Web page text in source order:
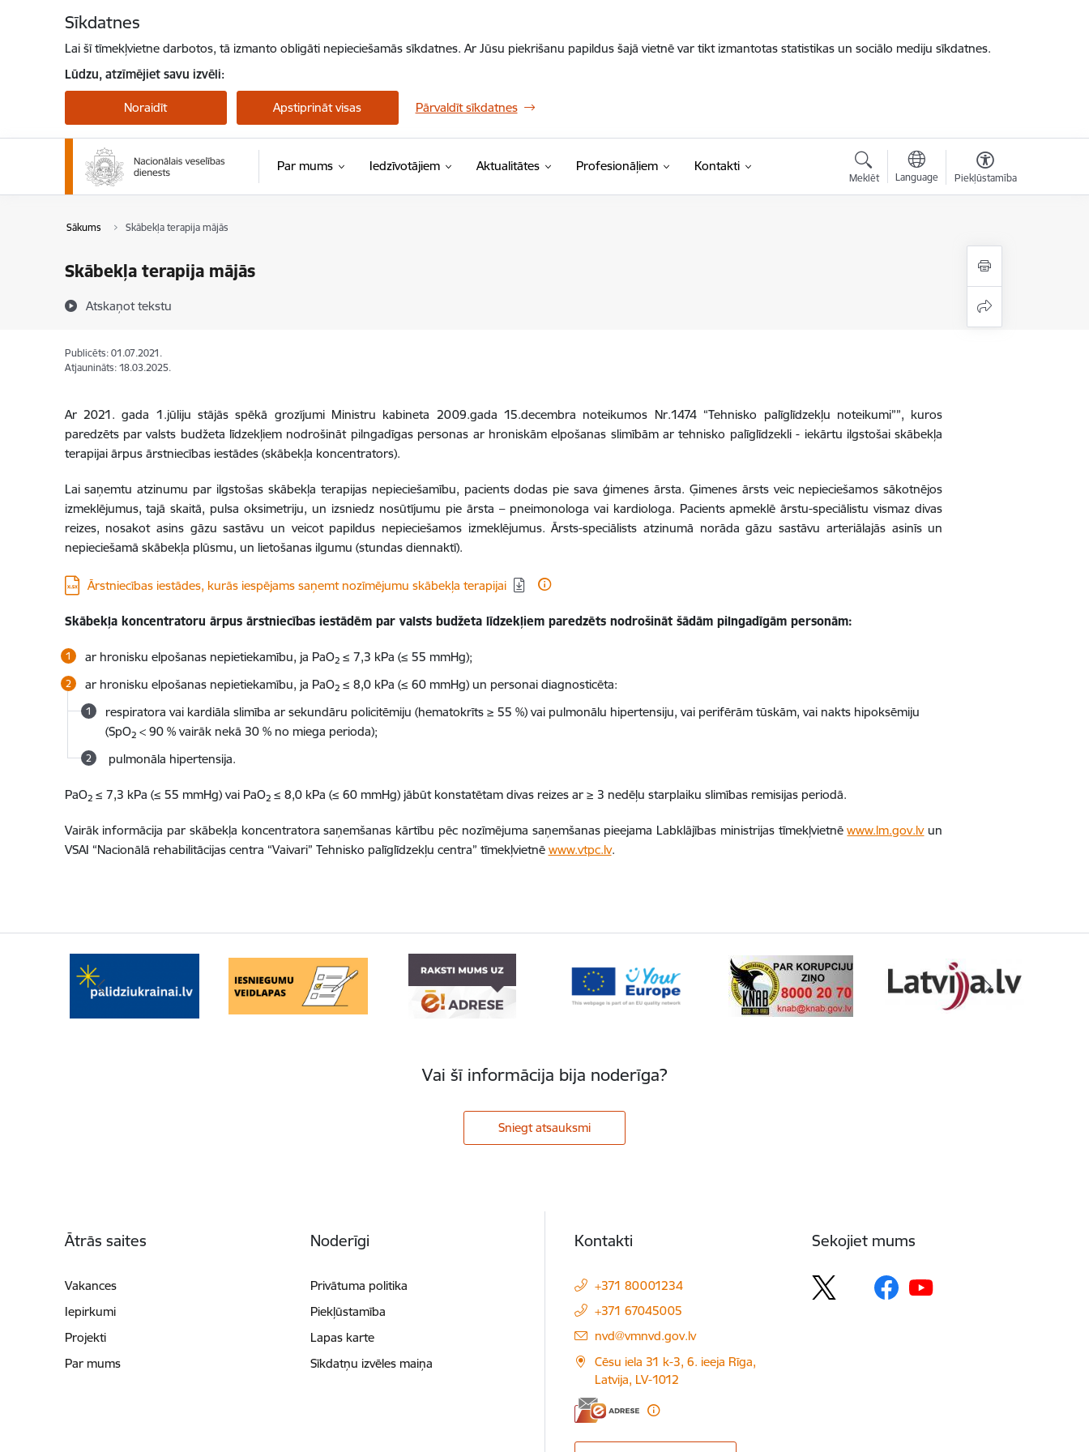
Sīkdatnes
Lai šī tīmekļvietne darbotos, tā izmanto obligāti nepieciešamās sīkdatnes. Ar Jūsu piekrišanu papildus šajā vietnē var tikt izmantotas statistikas un sociālo mediju sīkdatnes.
Lūdzu, atzīmējiet savu izvēli:
Noraidīt Apstiprināt visas Pārvaldīt sīkdatnes
Par mums Iedzīvotājiem Aktualitātes Profesionāļiem Kontakti
Meklēt Language Piekļūstamība
Sākums Skābekļa terapija mājās
Skābekļa terapija mājās
Atskaņot tekstu
Publicēts: 01.07.2021.
Atjaunināts: 18.03.2025.
Ar 2021. gada 1.jūliju stājās spēkā grozījumi Ministru kabineta 2009.gada 15.decembra noteikumos Nr.1474 “Tehnisko palīglīdzekļu noteikumi””, kuros
paredzēts par valsts budžeta līdzekļiem nodrošināt pilngadīgas personas ar hroniskām elpošanas slimībām ar tehnisko palīglīdzekli - iekārtu ilgstošai skābekļa
terapijai ārpus ārstniecības iestādes (skābekļa koncentrators).
Lai saņemtu atzinumu par ilgstošas skābekļa terapijas nepieciešamību, pacients dodas pie sava ģimenes ārsta. Ģimenes ārsts veic nepieciešamos sākotnējos
izmeklējumus, tajā skaitā, pulsa oksimetriju, un izsniedz nosūtījumu pie ārsta – pneimonologa vai kardiologa. Pacients apmeklē ārstu-speciālistu vismaz divas
reizes, nosakot asins gāzu sastāvu un veicot papildus nepieciešamos izmeklējumus. Ārsts-speciālists atzinumā norāda gāzu sastāvu arteriālajās asinīs un
nepieciešamā skābekļa plūsmu, un lietošanas ilgumu (stundas diennaktī).
Lejupielādēt:
Ārstniecības iestādes, kurās iespējams saņemt nozīmējumu skābekļa terapijai
Skābekļa koncentratoru ārpus ārstniecības iestādēm par valsts budžeta līdzekļiem paredzēts nodrošināt šādām pilngadīgām personām:
ar hronisku elpošanas nepietiekamību, ja PaO2≤ 7,3 kPa (≤ 55 mmHg);
ar hronisku elpošanas nepietiekamību, ja PaO2≤ 8,0 kPa (≤ 60 mmHg) un personai diagnosticēta:
respiratora vai kardiāla slimība ar sekundāru policitēmiju (hematokrīts ≥ 55 %) vai pulmonālu hipertensiju, vai perifērām tūskām, vai nakts hipoksēmiju
(SpO2< 90 % vairāk nekā 30 % no miega perioda);
pulmonāla hipertensija.
PaO2≤ 7,3 kPa (≤ 55 mmHg) vai PaO2≤ 8,0 kPa (≤ 60 mmHg) jābūt konstatētam divas reizes ar ≥ 3 nedēļu starplaiku slimības remisijas periodā.
Vairāk informācija par skābekļa koncentratora saņemšanas kārtību pēc nozīmējuma saņemšanas pieejama Labklājības ministrijas tīmekļvietnēwww.lm.gov.lvun
VSAI “Nacionālā rehabilitācijas centra “Vaivari” Tehnisko palīglīdzekļu centra” tīmekļvietnē www.vtpc.lv.
Vai šī informācija bija noderīga?
Sniegt atsauksmi
Ātrās saites
Vakances
Iepirkumi
Projekti
Par mums
Noderīgi
Privātuma politika
Piekļūstamība
Lapas karte
Sīkdatņu izvēles maiņa
Kontakti
+371 80001234
+371 67045005
E-pasts:
nvd@vmnvd.gov.lv
Cēsu iela 31 k-3, 6. ieeja Rīga,
Latvija, LV-1012
Sekojiet mums